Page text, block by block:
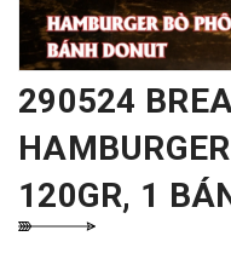
290524
120GR, 1